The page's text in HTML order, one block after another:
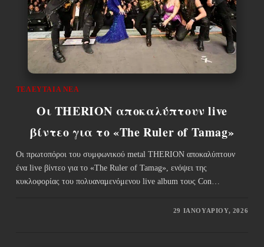
ΤΕΛΕΥΤΑΊΑ ΝΈΑ
Οι THERION αποκαλύπτουν live
βίντεο για το «The Ruler of Tamag»
Οι πρωτοπόροι του συμφωνικού metal THERION αποκαλύπτουν
ένα live βίντεο για το «The Ruler of Tamag», ενόψει της
κυκλοφορίας του πολυαναμενόμενου live album τους Con…
29 ΙΑΝΟΥΑΡΊΟΥ, 2026